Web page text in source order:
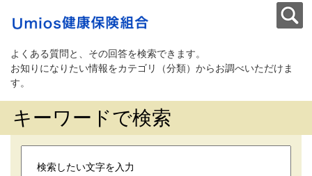
よくある質問と、その回答を検索できます。
お知りになりたい情報をカテゴリ（分類）からお調べいただけま
す。
キーワードで検索